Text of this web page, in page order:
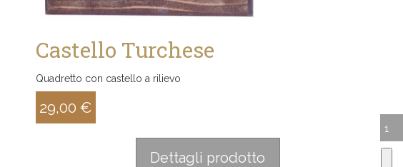
Castello Turchese
Quadretto con castello a rilievo
29,00 €
Dettagli prodotto